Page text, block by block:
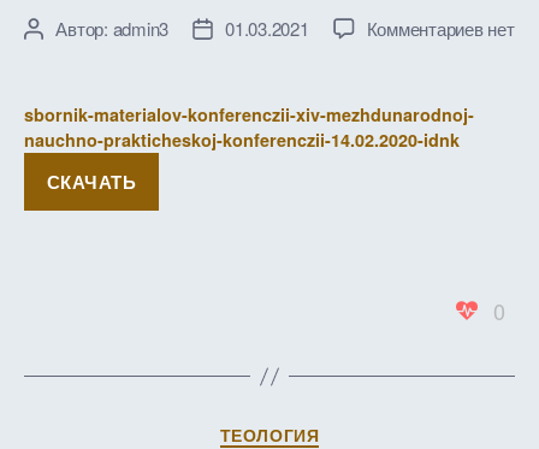
АвторАвтор: admin3
Дата01.03.2021 Комментариевк
14
2020
нет
sbornik-materialov-konferenczii-xiv-mezhdunarodnoj-
nauchno-prakticheskoj-konferenczii-14.02.2020-idnk
СКАЧАТЬ
0
Рубрики
ТЕОЛОГИЯ